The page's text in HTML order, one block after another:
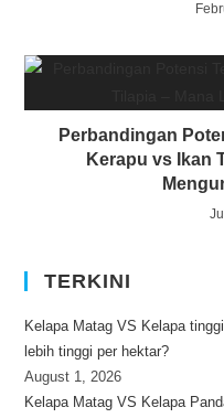
Perbandingan
Kerapu vs Ikan
TERKINI
Kelapa Matag VS Kelapa
lebih tinggi per hektar?
August 1, 2026
Kelapa Matag VS Kelapa